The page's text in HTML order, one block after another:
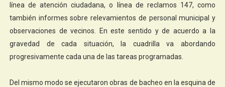
línea de atención ciudadana, o línea de reclamos 147, como
también informes sobre relevamientos de personal municipal y
observaciones de vecinos. En este sentido y de acuerdo a la
gravedad de cada situación, la cuadrilla va abordando
progresivamente cada una de las tareas programadas.
Del mismo modo se ejecutaron obras de bacheo en la esquina de